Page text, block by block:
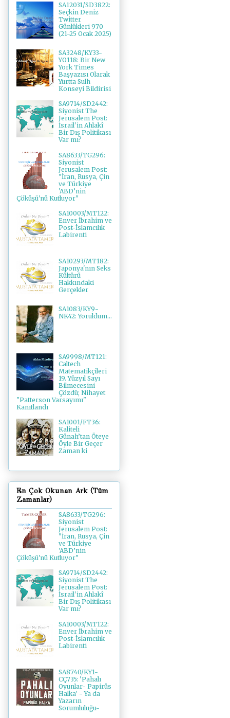
SA12031/SD3822:
Seçkin Deniz
Twitter
Günlükleri 970
(21-25 Ocak 2025)
SA3248/KY33-
YO118: Bir New
York Times
Başyazısı Olarak
Yurtta Sulh
Konseyi Bildirisi
SA9714/SD2442:
Siyonist The
Jerusalem Post:
İsrail'in Ahlakî
Bir Dış Politikası
Var mı?
SA8633/TG296:
Siyonist
Jerusalem Post:
"İran, Rusya, Çin
ve Türkiye
'ABD’nin
Çöküşü'nü Kutluyor"
SA10003/MT122:
Enver İbrahim ve
Post-İslamcılık
Labirenti
SA10293/MT182:
Japonya'nın Seks
Kültürü
Hakkındaki
Gerçekler
SA1083/KY9-
NK42: Yoruldum...
SA9998/MT121:
Caltech
Matematikçileri
19. Yüzyıl Sayı
Bilmecesini
Çözdü; Nihayet
"Patterson Varsayımı"
Kanıtlandı
SA1001/FT36:
Kaliteli
Günah’tan Öteye
Öyle Bir Geçer
Zaman ki
En Çok Okunan Ark (Tüm
Zamanlar)
SA8633/TG296:
Siyonist
Jerusalem Post:
"İran, Rusya, Çin
ve Türkiye
'ABD’nin
Çöküşü'nü Kutluyor"
SA9714/SD2442:
Siyonist The
Jerusalem Post:
İsrail'in Ahlakî
Bir Dış Politikası
Var mı?
SA10003/MT122:
Enver İbrahim ve
Post-İslamcılık
Labirenti
SA8740/KY1-
CÇ735: 'Pahalı
Oyunlar- Papirüs
Halka' - Ya da
Yazarın
Sorumluluğu-